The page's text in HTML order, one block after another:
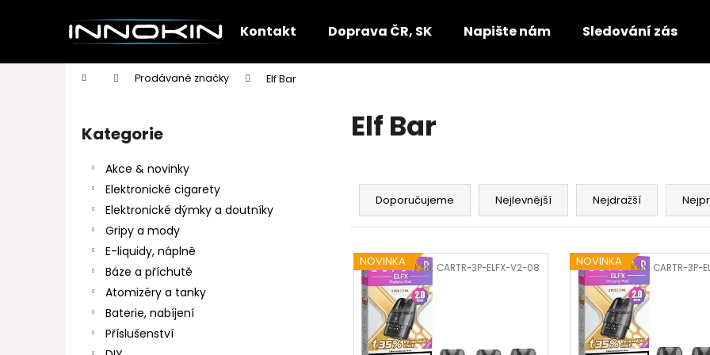
Kontakt Doprava ČR, SK Napište nám Sledování zásilek
Domů Prodávané značky Elf Bar
Přeskočit
kategorie
Kategorie
Akce & novinky
Elektronické cigarety
Elektronické dýmky a doutníky
Gripy a mody
E-liquidy, náplně
Báze a příchutě
Atomizéry a tanky
Baterie, nabíjení
Příslušenství
Elf Bar
Ř
z
n
p
o
Doporučujeme Nejlevnější Nejdražší
V
ý
p
NOVINKA Kód: CARTR-3P-ELFX-V2-08 NOVINKA Kód: CARTR-3P-
í
Zpět
do
Zpět
do
Doporučujeme